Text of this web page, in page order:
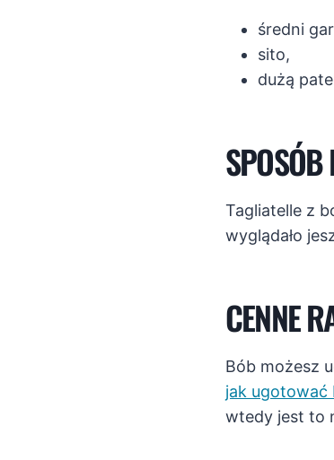
średni
sito,
dużą
Tagliatelle z
wyglądało
CENNE
Bób możesz
jak ugotować
wtedy jest to